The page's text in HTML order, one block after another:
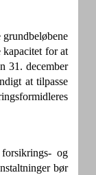
for at
31. december
at tilpasse
og
bør